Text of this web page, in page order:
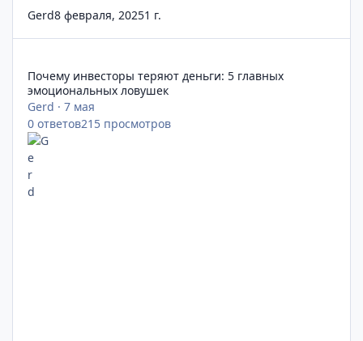
Gerd8 февраля, 20251 г.
Почему инвесторы теряют деньги: 5 главных
эмоциональных ловушек
Gerd ·7 мая
0 ответов215 просмотров